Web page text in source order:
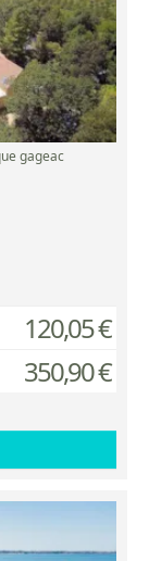
gageac
120,05 €
350,90 €